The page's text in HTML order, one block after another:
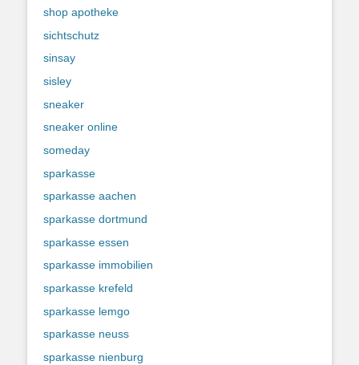
shop apotheke
sichtschutz
sinsay
sisley
sneaker
sneaker online
someday
sparkasse
sparkasse aachen
sparkasse dortmund
sparkasse essen
sparkasse immobilien
sparkasse krefeld
sparkasse lemgo
sparkasse neuss
sparkasse nienburg